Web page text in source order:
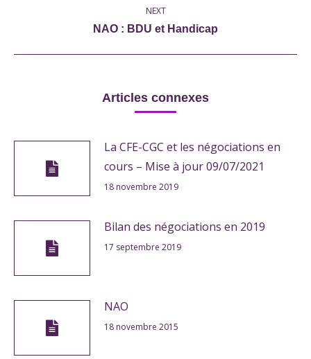
NEXT
Next
NAO : BDU et Handicap
Articles connexes
La CFE-CGC et les négociations en
cours – Mise à jour 09/07/2021
18 novembre 2019
Bilan des négociations en 2019
17 septembre 2019
NAO
18 novembre 2015